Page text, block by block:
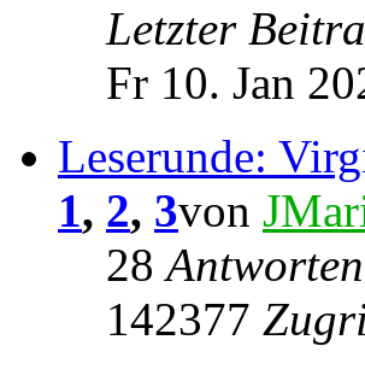
Letzter
Fr 10. Jan
Leserunde:
1, 2, 3von
28Antworten
142377